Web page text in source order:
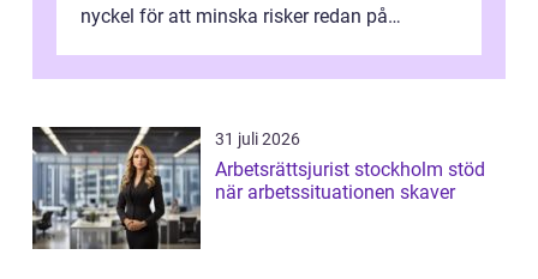
nyckel för att minska risker redan på
31 juli 2026
Arbetsrättsjurist stockholm stöd
när arbetssituationen skaver